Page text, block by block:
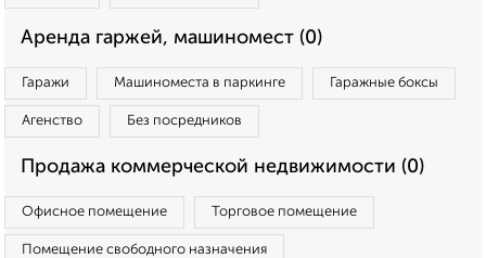
Аренда гаржей, машиномест (0)
Гаражи Машиноместа в паркинге Гаражные боксы
Агенство Без посредников
Продажа коммерческой недвижимости (0)
Офисное помещение Торговое помещение
Помещение свободного назначения